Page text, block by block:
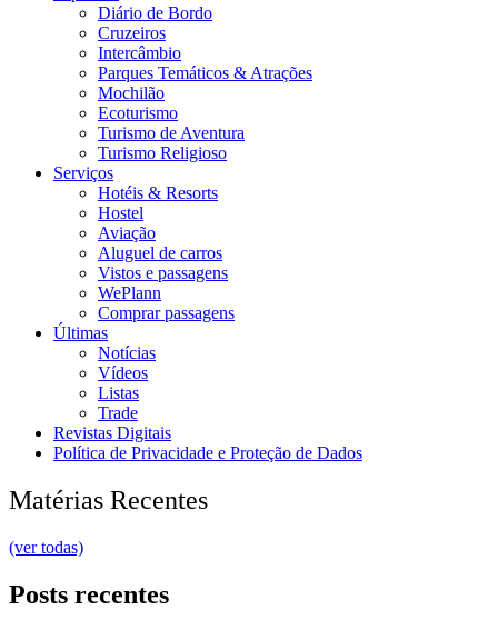
Diário de Bordo
Cruzeiros
Intercâmbio
Parques Temáticos & Atrações
Mochilão
Ecoturismo
Turismo de Aventura
Turismo Religioso
Serviços
Hotéis & Resorts
Hostel
Aviação
Aluguel de carros
Vistos e passagens
WePlann
Comprar passagens
Últimas
Notícias
Vídeos
Listas
Trade
Revistas Digitais
Política de Privacidade e Proteção de Dados
Matérias Recentes
(ver todas)
Posts recentes